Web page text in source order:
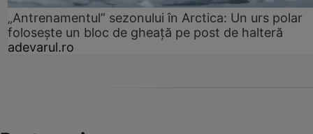
„Antrenamentul” sezonului în Arctica: Un urs polar
folosește un bloc de gheață pe post de halteră
adevarul.ro